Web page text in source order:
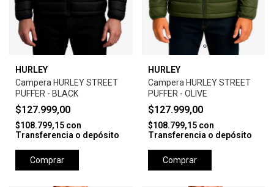
HURLEY
Campera HURLEY STREET
PUFFER - BLACK
$127.999,00
$108.799,15 con
Transferencia o depósito
Comprar
HURLEY
Campera HURLEY STREET
PUFFER - OLIVE
$127.999,00
$108.799,15 con
Transferencia o depósito
Comprar